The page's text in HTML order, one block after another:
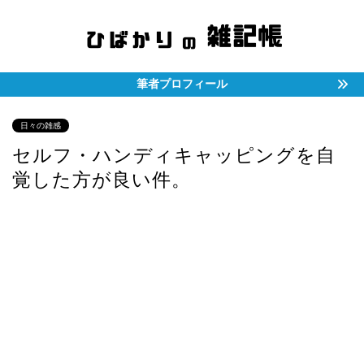
筆者プロフィール
日々の雑感
セルフ・ハンディキャッピングを自
覚した方が良い件。